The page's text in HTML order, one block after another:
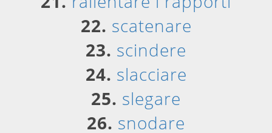
22. scatenare
23. scindere
24. slacciare
25. slegare
26. snodare